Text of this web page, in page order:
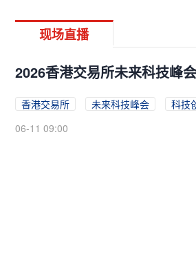
现场直播
2026香港交易所未来科技峰会
香港交易所 未来科技峰会
科技
06-11 09:00